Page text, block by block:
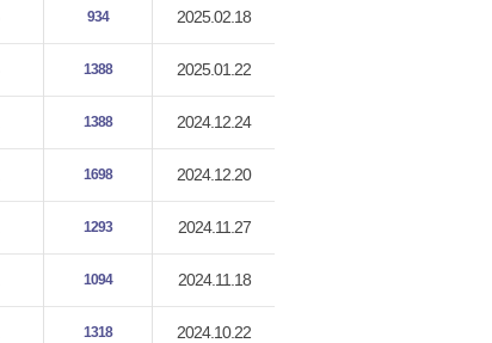
934 2025.02.18
1388 2025.01.22
1388 2024.12.24
1698 2024.12.20
1293 2024.11.27
1094 2024.11.18
1318 2024.10.22